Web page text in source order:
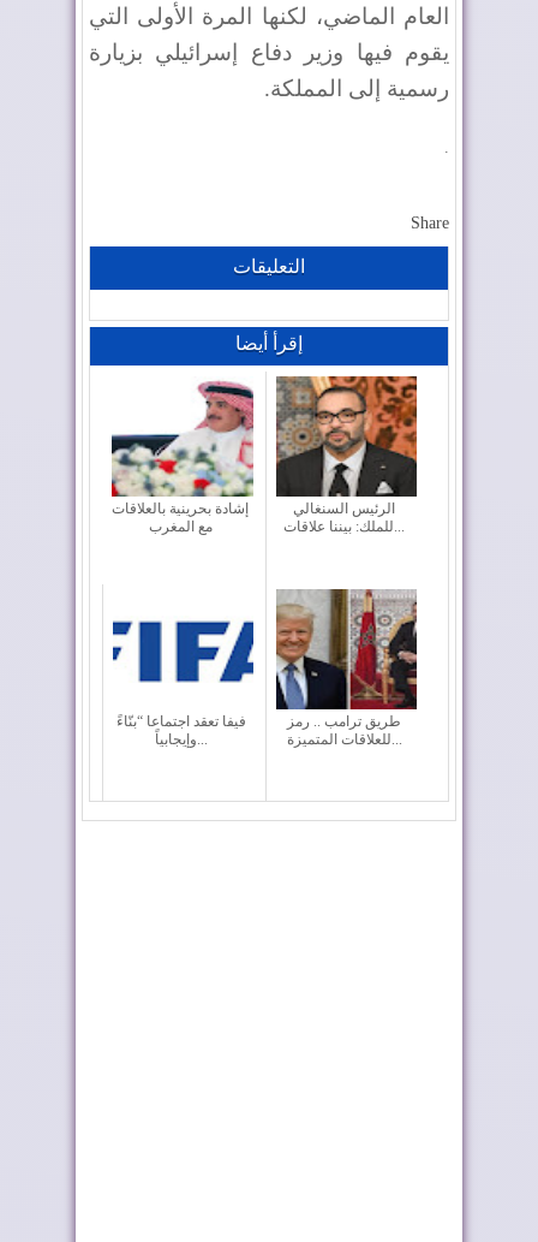
العام الماضي، لكنها المرة الأولى التي
يقوم فيها وزير دفاع إسرائيلي بزيارة
رسمية إلى المملكة.
.
Share
التعليقات
إقرأ أيضا
إشادة بحرينية بالعلاقات
مع المغرب
الرئيس السنغالي
للملك: بيننا علاقات...
فيفا تعقد اجتماعا “بنّاءً
وإيجابياً...
طريق ترامب .. رمز
للعلاقات المتميزة...